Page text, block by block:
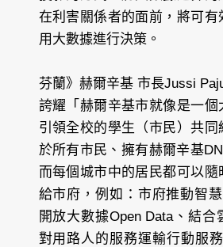
在利害關係者的面前，將可有
用大數據進行決策。
芬蘭》赫爾辛基市長Jussi
誇耀「赫爾辛基市就像是一個
引領全校的學生（市民）共同
於所有市民、擁有赫爾辛基
而每個城市中的居民都可以
給市府，例如：市府推動智慧
開放大數據Open Data、結合
對用路人的服務運輸行動服